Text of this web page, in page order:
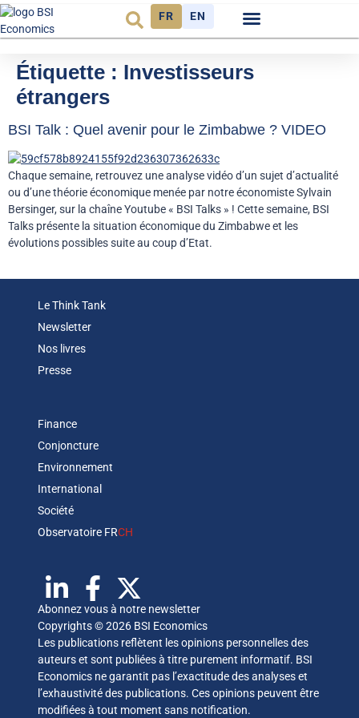
FR EN
Étiquette : Investisseurs
étrangers
BSI Talk : Quel avenir pour le Zimbabwe ? VIDEO
Chaque semaine, retrouvez une analyse vidéo d’un sujet d’actualité
ou d’une théorie économique menée par notre économiste Sylvain
Bersinger, sur la chaîne Youtube « BSI Talks » ! Cette semaine, BSI
Talks présente la situation économique du Zimbabwe et les
évolutions possibles suite au coup d’Etat.
Le Think Tank
Newsletter
Nos livres
Presse
Finance
Conjoncture
Environnement
International
Société
Observatoire FRCH
Abonnez vous à notre newsletter
Copyrights © 2026 BSI Economics
Les publications reflètent les opinions personnelles des
auteurs et sont publiées à titre purement informatif. BSI
Economics ne garantit pas l’exactitude des analyses et
l’exhaustivité des publications. Ces opinions peuvent être
modifiées à tout moment sans notification.